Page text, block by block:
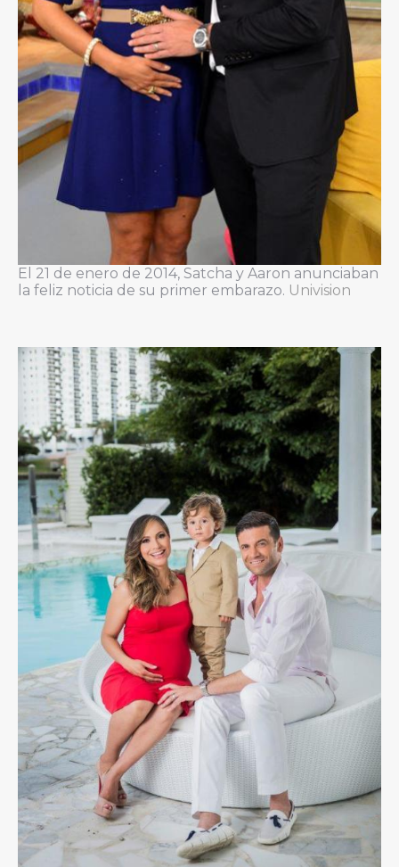
El 21 de enero de 2014, Satcha y Aaron anunciaban
la feliz noticia de su primer embarazo. Univision